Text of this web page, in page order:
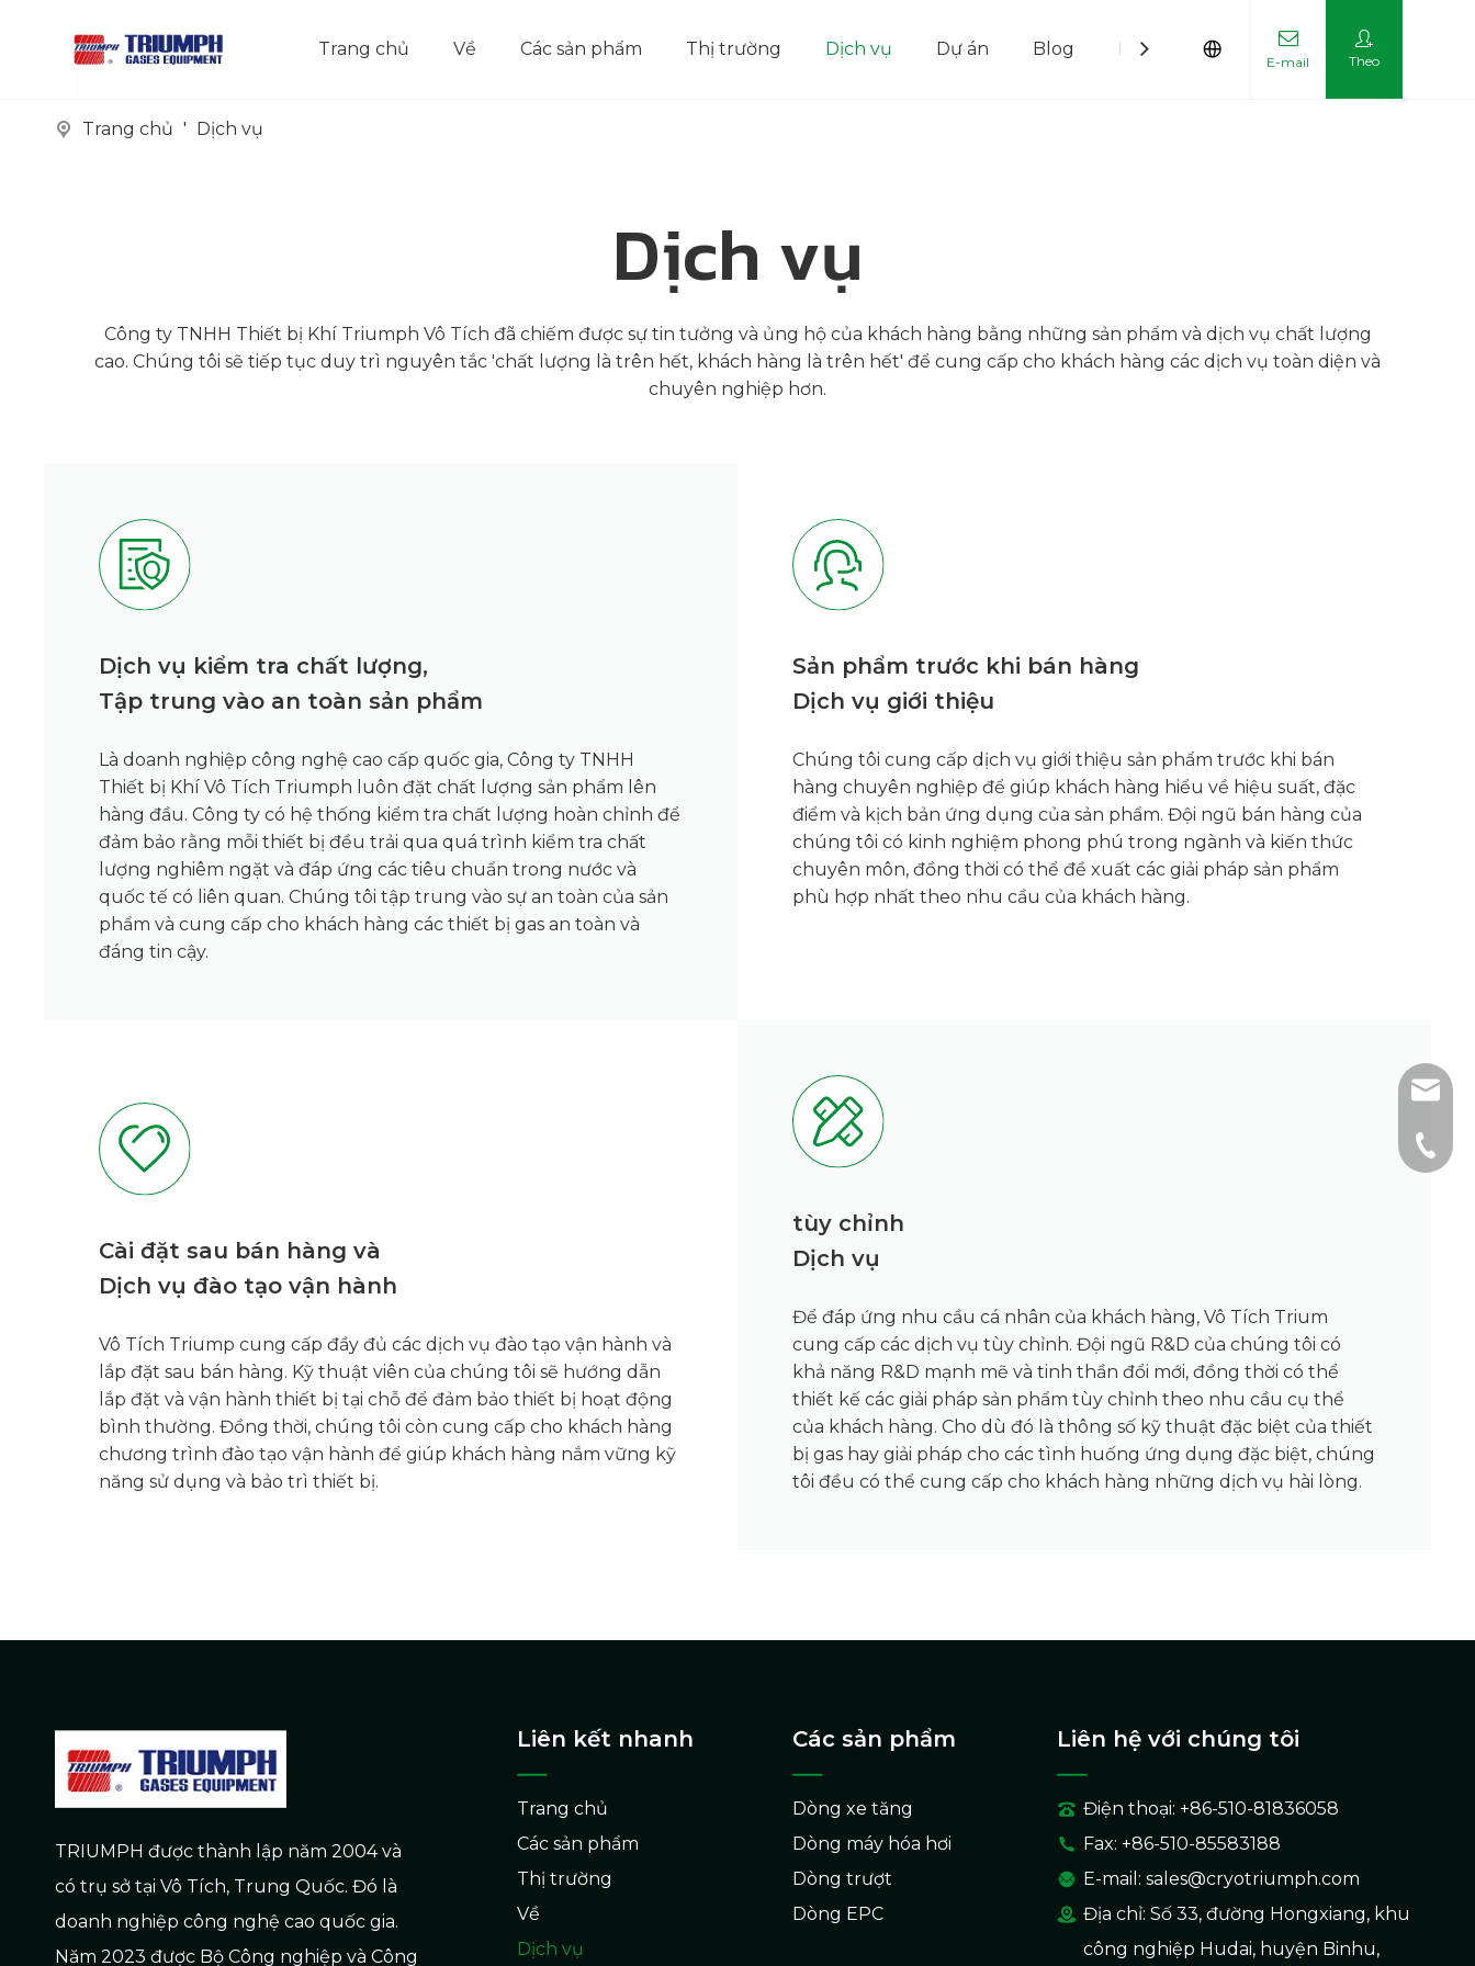
Trang chủ Về Các sản phẩm Thị trường Dịch vụ Dự án Blog Liên hệ với chúng tôi
E-mail Theo
Trang chủ ' Dịch vụ
Dịch vụ
Công ty TNHH Thiết bị Khí Triumph Vô Tích đã chiếm được sự tin tưởng và ủng hộ của khách hàng bằng những sản phẩm và dịch vụ chất lượng
cao. Chúng tôi sẽ tiếp tục duy trì nguyên tắc 'chất lượng là trên hết, khách hàng là trên hết' để cung cấp cho khách hàng các dịch vụ toàn diện và
chuyên nghiệp hơn.
Dịch vụ kiểm tra chất lượng,
Tập trung vào an toàn sản phẩm
Là doanh nghiệp công nghệ cao cấp quốc gia, Công ty TNHH
Thiết bị Khí Vô Tích Triumph luôn đặt chất lượng sản phẩm lên
hàng đầu. Công ty có hệ thống kiểm tra chất lượng hoàn chỉnh để
đảm bảo rằng mỗi thiết bị đều trải qua quá trình kiểm tra chất
lượng nghiêm ngặt và đáp ứng các tiêu chuẩn trong nước và
quốc tế có liên quan. Chúng tôi tập trung vào sự an toàn của sản
phẩm và cung cấp cho khách hàng các thiết bị gas an toàn và
đáng tin cậy.
Sản phẩm trước khi bán hàng
Dịch vụ giới thiệu
Chúng tôi cung cấp dịch vụ giới thiệu sản phẩm trước khi bán
hàng chuyên nghiệp để giúp khách hàng hiểu về hiệu suất, đặc
điểm và kịch bản ứng dụng của sản phẩm. Đội ngũ bán hàng của
chúng tôi có kinh nghiệm phong phú trong ngành và kiến ​​thức
chuyên môn, đồng thời có thể đề xuất các giải pháp sản phẩm
phù hợp nhất theo nhu cầu của khách hàng.
Cài đặt sau bán hàng và
Dịch vụ đào tạo vận hành
Vô Tích Triump cung cấp đầy đủ các dịch vụ đào tạo vận hành và
lắp đặt sau bán hàng. Kỹ thuật viên của chúng tôi sẽ hướng dẫn
lắp đặt và vận hành thiết bị tại chỗ để đảm bảo thiết bị hoạt động
bình thường. Đồng thời, chúng tôi còn cung cấp cho khách hàng
chương trình đào tạo vận hành để giúp khách hàng nắm vững kỹ
năng sử dụng và bảo trì thiết bị.
tùy chỉnh
Dịch vụ
Để đáp ứng nhu cầu cá nhân của khách hàng, Vô Tích Trium
cung cấp các dịch vụ tùy chỉnh. Đội ngũ R&D của chúng tôi có
khả năng R&D mạnh mẽ và tinh thần đổi mới, đồng thời có thể
thiết kế các giải pháp sản phẩm tùy chỉnh theo nhu cầu cụ thể
của khách hàng. Cho dù đó là thông số kỹ thuật đặc biệt của thiết
bị gas hay giải pháp cho các tình huống ứng dụng đặc biệt, chúng
tôi đều có thể cung cấp cho khách hàng những dịch vụ hài lòng.
TRIUMPH được thành lập năm 2004 và
có trụ sở tại Vô Tích, Trung Quốc. Đó là
doanh nghiệp công nghệ cao quốc gia.
Năm 2023 được Bộ Công nghiệp và Công
Liên kết nhanh
Trang chủ
Các sản phẩm
Thị trường
Về
Dịch vụ
Các sản phẩm
Dòng xe tăng
Dòng máy hóa hơi
Dòng trượt
Dòng EPC
+86-
Liên hệ với chúng tôi
Điện thoại: +86-510-81836058
Fax: +86-510-85583188
E-mail: sales@cryotriumph.com
Địa chỉ: Số 33, đường Hongxiang, khu
công nghiệp Hudai, huyện Binhu,